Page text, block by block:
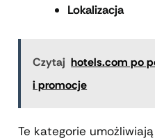
Lokalizacja
Czytaj hotels.com po
i promocje
Te kategorie